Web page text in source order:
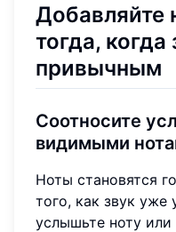
Добавляйте
тогда, когда
привычным
Соотносите
видимыми
Ноты становятся
того, как звук уже
услышьте ноту